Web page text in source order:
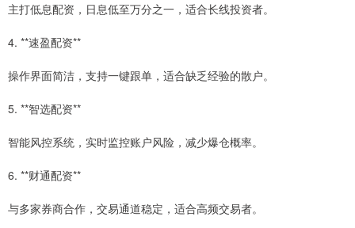
主打低息配资，日息低至万分之一，适合长线投资者。
4. **速盈配资**
操作界面简洁，支持一键跟单，适合缺乏经验的散户。
5. **智选配资**
智能风控系统，实时监控账户风险，减少爆仓概率。
6. **财通配资**
与多家券商合作，交易通道稳定，适合高频交易者。